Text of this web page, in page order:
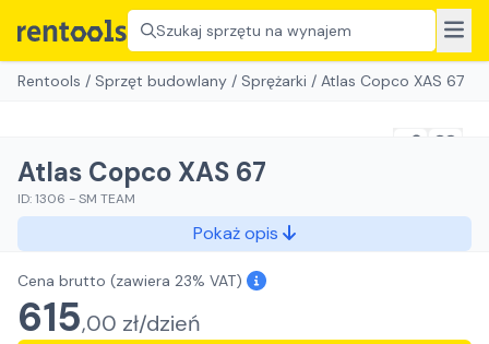
Szukaj sprzętu na wynajem
Rentools / Sprzęt budowlany / Sprężarki / Atlas Copco XAS 67
Atlas Copco XAS 67
ID:1306 -SM TEAM
Pokaż opis
Cena brutto (zawiera 23% VAT)
615,00 zł/dzień